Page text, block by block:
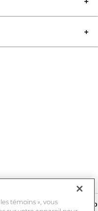
une carte-cadeau UB de 1000
témoins », vous